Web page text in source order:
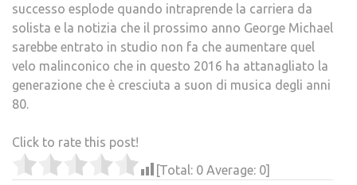
successo esplode quando intraprende la carriera da
solista e la notizia che il prossimo anno George Michael
sarebbe entrato in studio non fa che aumentare quel
velo malinconico che in questo 2016 ha attanagliato la
generazione che è cresciuta a suon di musica degli anni
80.
Click to rate this post!
[Total: 0 Average: 0]